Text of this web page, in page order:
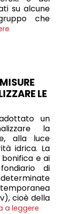
su alcune
che
LE
un
la
alla luce
idrica. La
e ai
di
cioè della
a leggere